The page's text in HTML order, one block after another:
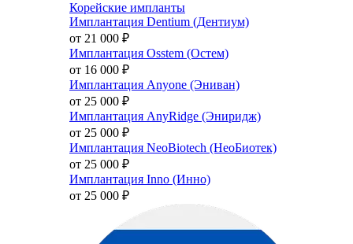
Корейские импланты
Имплантация Dentium (Дентиум)
от 21 000 ₽
Имплантация Osstem (Остем)
от 16 000 ₽
Имплантация Anyone (Эниван)
от 25 000 ₽
Имплантация AnyRidge (Эниридж)
от 25 000 ₽
Имплантация NeoBiotech (НеоБиотек)
от 25 000 ₽
Имплантация Inno (Инно)
от 25 000 ₽